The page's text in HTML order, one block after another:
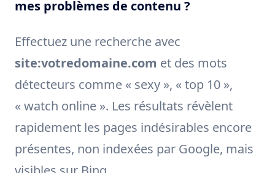
mes problèmes de contenu ?
Effectuez une recherche avec
site:votredomaine.com et des mots
détecteurs comme « sexy », « top 10 »,
« watch online ». Les résultats révèlent
rapidement les pages indésirables encore
présentes, non indexées par Google, mais